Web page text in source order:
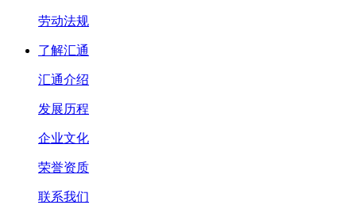
劳动法规
了解汇通
汇通介绍
发展历程
企业文化
荣誉资质
联系我们